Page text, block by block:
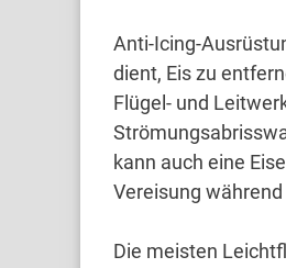
Anti-Icing-
dient, Eis zu
Flügel- und
kann auch eine
Vereisung
Die meisten